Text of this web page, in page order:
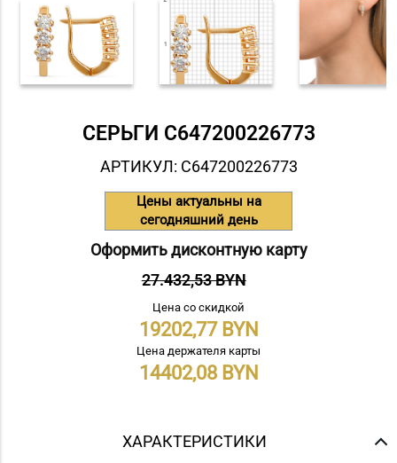
СЕРЬГИ С647200226773
АРТИКУЛ: С647200226773
Цены актуальны на
сегодняшний день
Оформить дисконтную карту
27.432,53 BYN
Цена со скидкой
19202,77
Цена держателя карты
14402,08
ХАРАКТЕРИСТИКИ